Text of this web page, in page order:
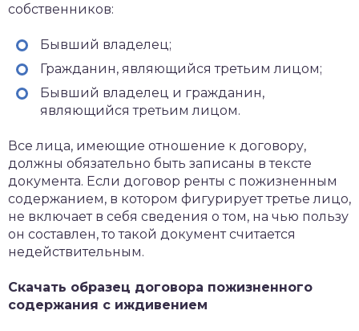
собственников:
Бывший владелец;
Гражданин, являющийся третьим лицом;
Бывший владелец и гражданин,
являющийся третьим лицом.
Все лица, имеющие отношение к договору,
должны обязательно быть записаны в тексте
документа. Если договор ренты с пожизненным
содержанием, в котором фигурирует третье лицо,
не включает в себя сведения о том, на чью пользу
он составлен, то такой документ считается
недействительным.
Скачать образец договора пожизненного
содержания с иждивением